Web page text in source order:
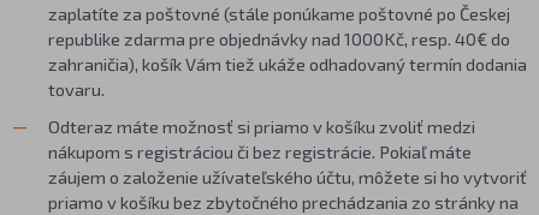
zaplatíte za poštovné (stále ponúkame poštovné po Českej
republike zdarma pre objednávky nad 1000Kč, resp. 40€ do
zahraničia), košík Vám tiež ukáže odhadovaný termín dodania
tovaru.
Odteraz máte možnosť si priamo v košíku zvoliť medzi
nákupom s registráciou či bez registrácie. Pokiaľ máte
záujem o založenie užívateľského účtu, môžete si ho vytvoriť
priamo v košíku bez zbytočného prechádzania zo stránky na